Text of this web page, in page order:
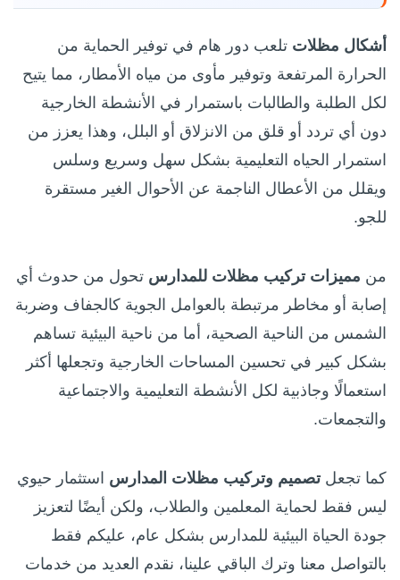
أشكال مظلات تلعب دور هام في توفير الحماية من
الحرارة المرتفعة وتوفير مأوى من مياه الأمطار، مما يتيح
لكل الطلبة والطالبات باستمرار في الأنشطة الخارجية
دون أي تردد أو قلق من الانزلاق أو البلل، وهذا يعزز من
استمرار الحياه التعليمية بشكل سهل وسريع وسلس
ويقلل من الأعطال الناجمة عن الأحوال الغير مستقرة
للجو.
من مميزات تركيب مظلات للمدارس تحول من حدوث أي
إصابة أو مخاطر مرتبطة بالعوامل الجوية كالجفاف وضربة
الشمس من الناحية الصحية، أما من ناحية البيئية تساهم
بشكل كبير في تحسين المساحات الخارجية وتجعلها أكثر
استعمالًا وجاذبية لكل الأنشطة التعليمية والاجتماعية
والتجمعات.
كما تجعل تصميم وتركيب مظلات المدارس استثمار حيوي
ليس فقط لحماية المعلمين والطلاب، ولكن أيضًا لتعزيز
جودة الحياة البيئية للمدارس بشكل عام، عليكم فقط
بالتواصل معنا وترك الباقي علينا، نقدم العديد من خدمات